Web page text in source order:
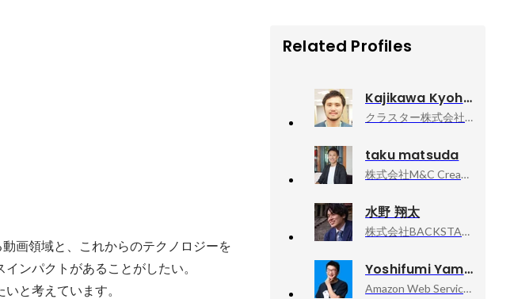
画領域と、これからのテクノロジーを
ンパクトがあることがしたい。
と考えています。
Related Profiles
Kajikawa Kyohei
クラスター株式会社, 採用チーム/シニアリクルーター
taku matsuda
株式会社M&C Creation, CHRO
水野 翔太
株式会社BACKSTAGE, 事業責任者
Yoshifumi Yamaguchi
Amazon Web Services, Inc., Senior Developer Advocate